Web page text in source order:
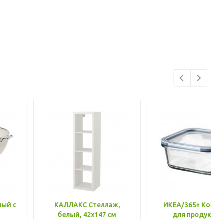
с
КАЛЛАКС Стеллаж,
белый, 42x147 см
ИКЕА/365+
для